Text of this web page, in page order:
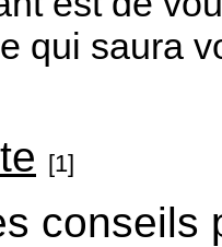
qui saura
[1]
conseils